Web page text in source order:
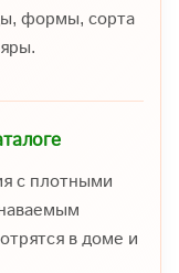
формы, сорта
с плотными
в доме и